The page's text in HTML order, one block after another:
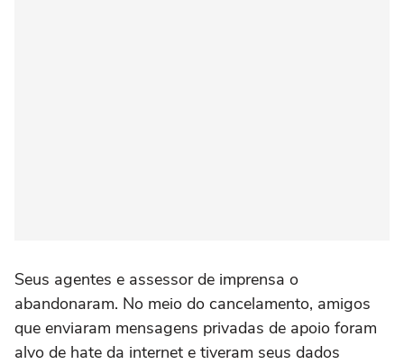
Seus agentes e assessor de imprensa o
abandonaram. No meio do cancelamento, amigos
que enviaram mensagens privadas de apoio foram
alvo de hate da internet e tiveram seus dados